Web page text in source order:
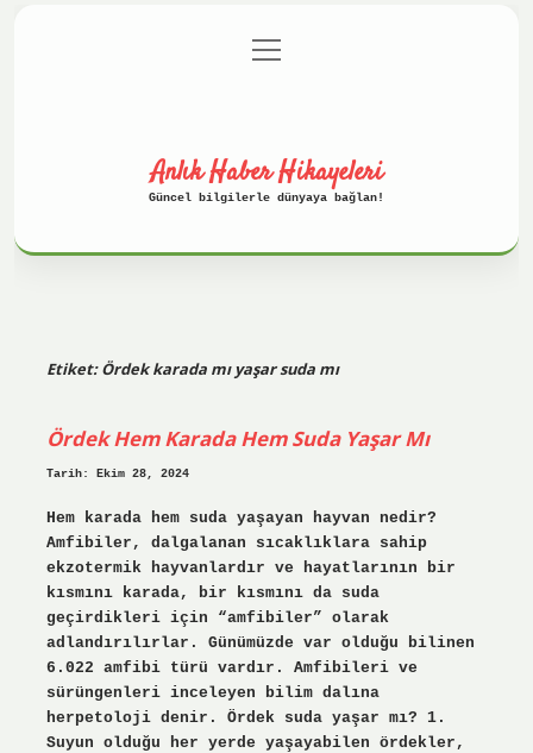
Gizlilik Politikası
menüyü
aç
Anlık Haber Hikayeleri
Güncel bilgilerle dünyaya bağlan!
Etiket:Ördek karada mı yaşar suda mı
Ördek Hem Karada Hem Suda Yaşar Mı
Tarih: Ekim 28, 2024
Hem karada hem suda yaşayan hayvan nedir?
Amfibiler, dalgalanan sıcaklıklara sahip
ekzotermik hayvanlardır ve hayatlarının bir
kısmını karada, bir kısmını da suda
geçirdikleri için “amfibiler” olarak
adlandırılırlar. Günümüzde var olduğu bilinen
6.022 amfibi türü vardır. Amfibileri ve
sürüngenleri inceleyen bilim dalına
herpetoloji denir. Ördek suda yaşar mı? 1.
Suyun olduğu her yerde yaşayabilen ördekler,